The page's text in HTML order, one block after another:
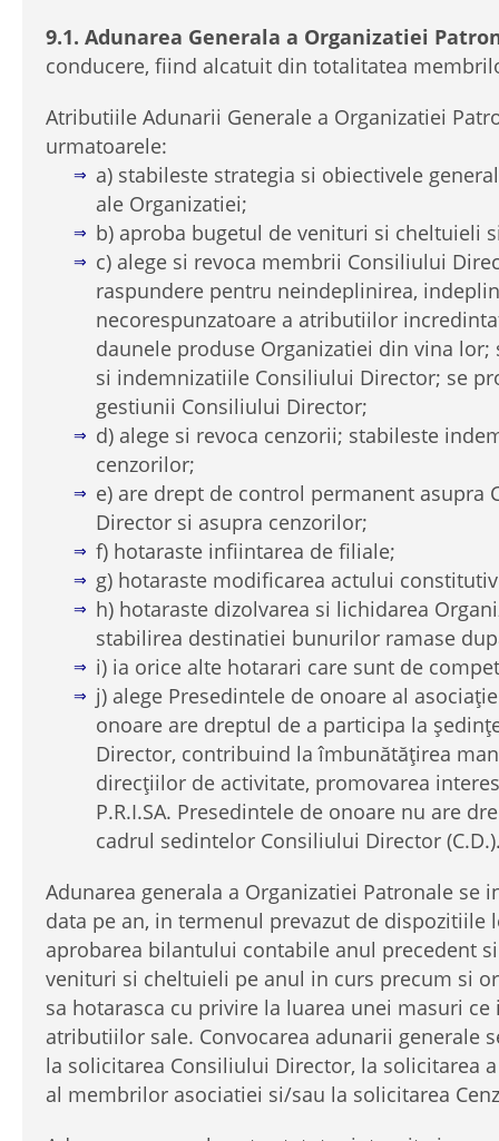
9.1. Adunarea Generala a Organizatiei
conducere, fiind alcatuit din totalitatea
Atributiile Adunarii Generale a Organizatiei
urmatoarele:
a) stabileste strategia si obiectivele
ale Organizatiei;
b) aproba bugetul de venituri si cheltuieli
c) alege si revoca membrii Consiliului
raspundere pentru neindeplinirea,
necorespunzatoare a atributiilor
daunele produse Organizatiei din vina
si indemnizatiile Consiliului Director; se
gestiunii Consiliului Director;
d) alege si revoca cenzorii; stabileste
cenzorilor;
e) are drept de control permanent asupra
Director si asupra cenzorilor;
f) hotaraste infiintarea de filiale;
g) hotaraste modificarea actului
h) hotaraste dizolvarea si lichidarea
stabilirea destinatiei bunurilor ramase
i) ia orice alte hotarari care sunt de
j) alege Presedintele de onoare al
onoare are dreptul de a participa la
Director, contribuind la îmbunătăţirea
direcţiilor de activitate, promovarea
P.R.I.SA. Presedintele de onoare nu are
cadrul sedintelor Consiliului Director
Adunarea generala a Organizatiei Patronale se
data pe an, in termenul prevazut de dispozitiile
aprobarea bilantului contabile anul precedent
venituri si cheltuieli pe anul in curs precum si
sa hotarasca cu privire la luarea unei masuri
atributiilor sale. Convocarea adunarii generale
la solicitarea Consiliului Director, la solicitarea
al membrilor asociatiei si/sau la solicitarea